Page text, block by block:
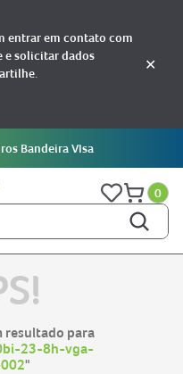
entrar em contato com
e solicitar dados
✕
Bandeira VIsa
0
resultado para
23-8h-vga-
"